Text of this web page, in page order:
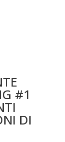
#1
DI